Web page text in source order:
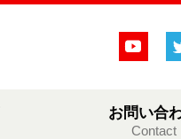
お問い合
Contact